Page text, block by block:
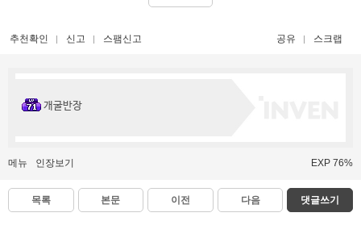
추천확인 신고 스팸신고 공유 스크랩
개굴반장
메뉴 인장보기 EXP 76%
목록 본문 이전 다음 댓글쓰기